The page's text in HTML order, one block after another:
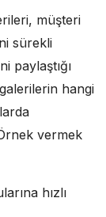
müşteri
sürekli
paylaştığı
hangi
vermek
hızlı